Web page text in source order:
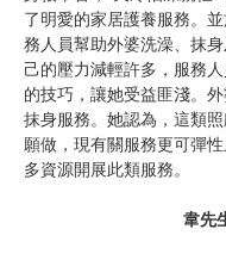
了明愛的家居護養服務。
務人員幫助外婆洗澡、抹
己的壓力減輕許多，服務
的技巧，讓她受益匪淺。
抹身服務。她認為，這類
願做，現有關服務更可彈
多資源開展此類服務。
韋先